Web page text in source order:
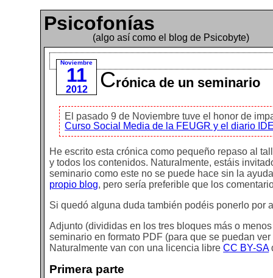
Psicofonías
(algo así como el blog de Psicobyte)
Noviembre
11
2012 Crónica de un seminario
El pasado 9 de Noviembre tuve el honor de
Curso Social Media de la FEUGR y el diario
He escrito esta crónica como pequeño repaso al
y todos los contenidos. Naturalmente, estáis
seminario como este no se puede hace sin la
propio blog, pero sería preferible que los
Si quedó alguna duda también podéis ponerlo por
Adjunto (divididas en los tres bloques más o
seminario en formato PDF (para que se puedan
Naturalmente van con una licencia libreCC BY-SA
Primera parte